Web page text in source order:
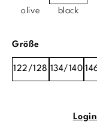
olive black
Größeauswählen
122/128 134/140
Login